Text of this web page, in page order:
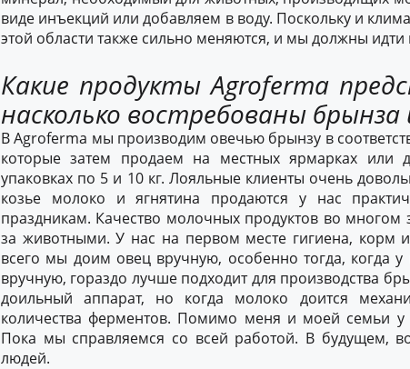
виде инъекций или добавляем в воду. Поскольку и
этой области также сильно меняются, и мы должны идти
Какие продукты Agroferma
насколько востребованы
В Agroferma мы производим овечью брынзу в
которые затем продаем на местных ярмарках или
упаковках по 5 и 10 кг. Лояльные клиенты очень
козье молоко и ягнятина продаются у нас
праздникам. Качество молочных продуктов во многом
за животными. У нас на первом месте гигиена, корм
всего мы доим овец вручную, особенно тогда, когда
вручную, гораздо лучше подходит для производства
доильный аппарат, но когда молоко доится
количества ферментов. Помимо меня и моей семьи
Пока мы справляемся со всей работой. В будущем,
людей.